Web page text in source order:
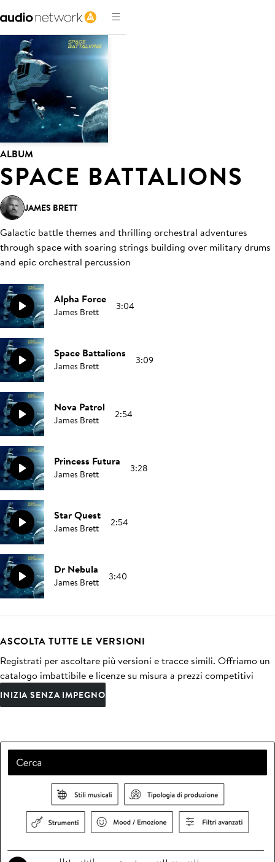
ALBUM
SPACE BATTALIONS
JAMES BRETT
Galactic battle themes and thrilling orchestral adventures
through space with soaring strings building over military drums
and epic orchestral percussion
Alpha Force
James Brett 3:04
Space Battalions
James Brett 3:09
Nova Patrol
James Brett 2:54
Princess Futura
James Brett 3:28
Star Quest
James Brett 2:54
Dr Nebula
James Brett 3:40
ASCOLTA TUTTE LE VERSIONI
Registrati per ascoltare più versioni e tracce simili. Offriamo un
catalogo imbattibile e licenze su misura a prezzi competitivi
INIZIA SENZA IMPEGNO